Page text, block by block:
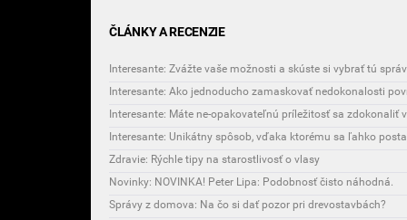
ČLÁNKY A RECENZIE
Interesante: Zvážte vaše možnosti a skúste si vybrať tú
Interesante: Ako jednoducho zamaskovať nedokonalosti
Interesante: Máte ne-opakovateľnú príležitosť sa zdokonaliť
Zdravie: Rýchle tipy na starostlivosť o vlasy
Novinky: NOVINKA! Peter Lipa: Podobnosť čisto náhodná.
Správy z domova: Na čo si dať pozor pri drevostavbách?